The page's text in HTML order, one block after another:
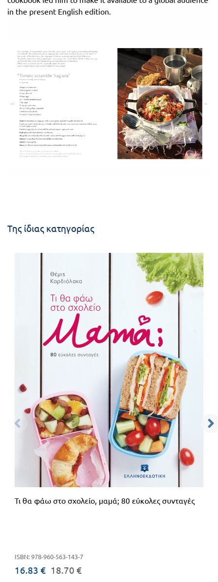
in the present English edition.
Της ίδιας κατηγορίας
Τι θα φάω στο σχολείο, μαμά; 80 εύκολες συνταγές
ISBN: 978-960-563-143-7
16.83 € 18.70 €